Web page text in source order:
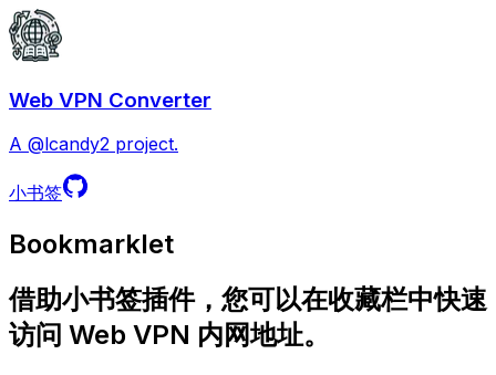
Web VPN Converter
A @lcandy2 project.
小书签
Bookmarklet
借助小书签插件，您可以在收藏栏中快速
访问 Web VPN 内网地址。